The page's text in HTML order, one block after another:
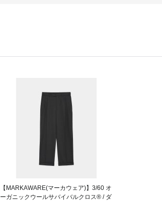
【MARKAWARE(マーカウェア)】3/60 オ
ーガニックウールサバイバルクロス® / ダ